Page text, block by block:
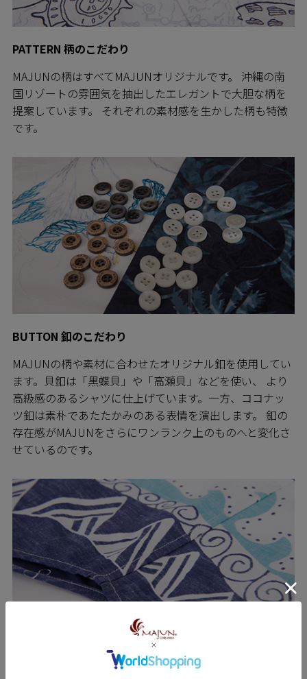
PATTERN 柄のこだわり
MAJUNの柄はすべてMAJUNオリジナルです。 沖縄の南
国リゾートの雰囲気を抽出したエレガントで大胆な柄を
提案しています。 それぞれの素材感を生かした柄も特徴
です。
BUTTON 釦のこだわり
MAJUNの柄や素材に合わせたオリジナル釦を使用してい
ます。貝釦は「黒蝶貝」や「高瀬貝」などを使い、 より
高級感のあるシャツに仕上げています。一方、ココナッ
ツ釦は素朴であたたかみのある表情を演出します。 釦の
存在感がMAJUNをさらにワンランク上のものへと変化さ
せているのです。
SEWING 縫製のこだわり